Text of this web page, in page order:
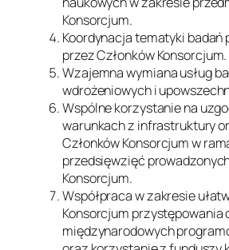
Konsorcjum.
Koordynacja tematyki badań
przez Członków Konsorcjum.
Wzajemna wymiana usług
wdrożeniowych i
Wspólne korzystanie na
warunkach z infrastruktury
Członków Konsorcjum w
przedsięwzięć
Konsorcjum.
Współpraca w zakresie
Konsorcjum przystępowania
międzynarodowych